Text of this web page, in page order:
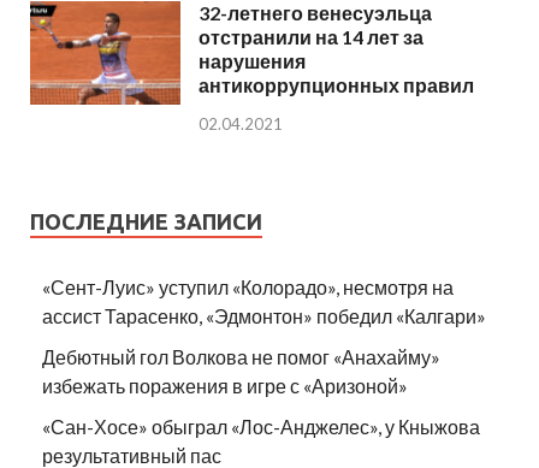
32-летнего венесуэльца
отстранили на 14 лет за
нарушения
антикоррупционных правил
02.04.2021
ПОСЛЕДНИЕ ЗАПИСИ
«Сент-Луис» уступил «Колорадо», несмотря на
ассист Тарасенко, «Эдмонтон» победил «Калгари»
Дебютный гол Волкова не помог «Анахайму»
избежать поражения в игре с «Аризоной»
«Сан-Хосе» обыграл «Лос-Анджелес», у Кныжова
результативный пас